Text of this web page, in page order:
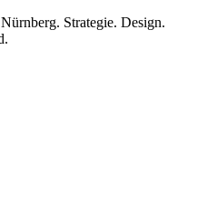
Strategie. Design.